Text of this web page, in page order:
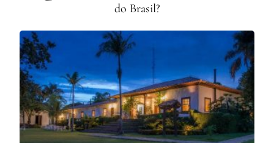
do Brasil?